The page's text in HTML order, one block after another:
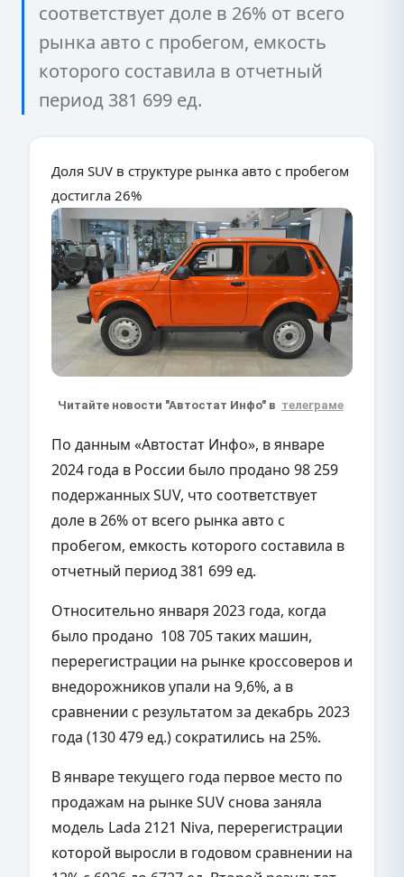
соответствует доле в 26% от всего
рынка авто с пробегом, емкость
которого составила в отчетный
период 381 699 ед.
Доля SUV в структуре рынка авто с пробегом
достигла 26%
Читайте новости "Автостат Инфо" в телеграме
По данным «Автостат Инфо», в январе
2024 года в России было продано 98 259
подержанных SUV, что соответствует
доле в 26% от всего рынка авто с
пробегом, емкость которого составила в
отчетный период 381 699 ед.
Относительно января 2023 года, когда
было продано 108 705 таких машин,
перерегистрации на рынке кроссоверов и
внедорожников упали на 9,6%, а в
сравнении с результатом за декабрь 2023
года (130 479 ед.) сократились на 25%.
В январе текущего года первое место по
продажам на рынке SUV снова заняла
модель Lada 2121 Niva, перерегистрации
которой выросли в годовом сравнении на